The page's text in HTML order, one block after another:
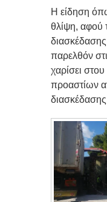
Η είδηση
θλίψη, αφού
διασκέδασης
παρελθόν
χαρίσει
προαστίων